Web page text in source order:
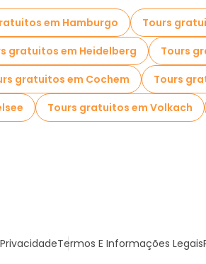
em Hamburgo
Tours
gratuitos em Heidelberg
Tours
gratuitos em Cochem
Tours
Tours gratuitos em Volkach
Termos E Informações Legais